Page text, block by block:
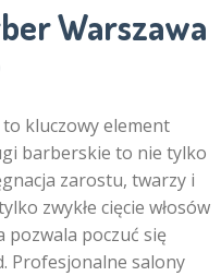
Warszawa
kluczowy element
barberskie to nie tylko
zarostu, twarzy i
zwykłe cięcie włosów
pozwala poczuć się
Profesjonalne salony